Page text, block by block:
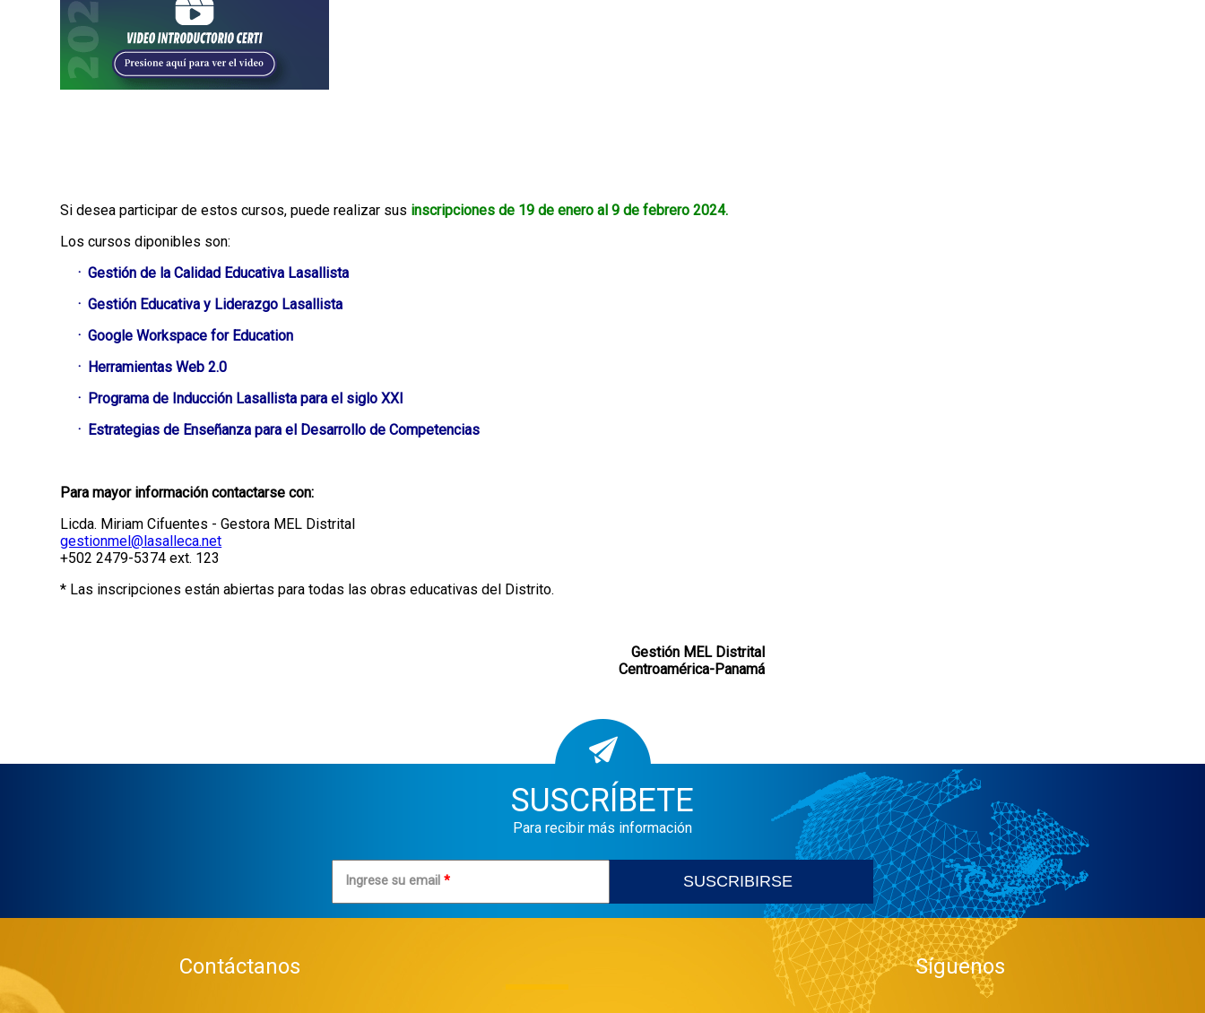
Si desea participar de estos cursos, puede realizar sus inscripciones de 19 de enero al 9 de febrero 2024.
Los cursos diponibles son:
· Gestión de la Calidad Educativa Lasallista
· Gestión Educativa y Liderazgo Lasallista
· Google Workspace for Education
· Herramientas Web 2.0
· Programa de Inducción Lasallista para el siglo XXI
· Estrategias de Enseñanza para el Desarrollo de Competencias
Para mayor información contactarse con:
Licda. Miriam Cifuentes - Gestora MEL Distrital
gestionmel@lasalleca.net
+502 2479-5374 ext. 123
* Las inscripciones están abiertas para todas las obras educativas del Distrito.
Gestión MEL Distrital
Centroamérica-Panamá
SUSCRÍBETE
Para recibir más información
Ingrese su email *
Contáctanos Síguenos